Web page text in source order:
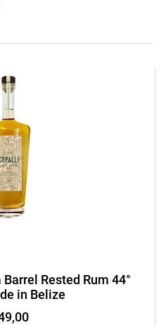
Rested Rum 44°
in Belize